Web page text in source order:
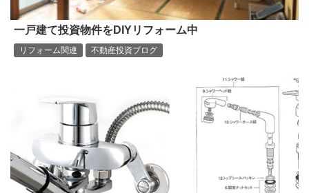
一戸建て投資物件をDIYリフォーム中
リフォーム関連 不動産投資ブログ